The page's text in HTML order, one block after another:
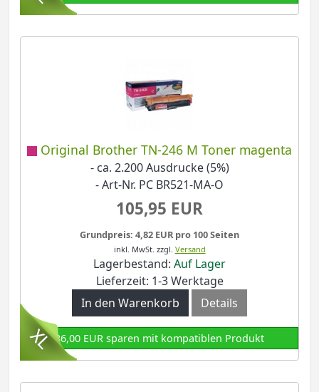
Original Brother TN-246 M Toner magenta
- ca. 2.200 Ausdrucke (5%)
- Art-Nr. PC BR521-MA-O
105,95 EUR
Grundpreis: 4,82 EUR pro 100 Seiten
inkl. MwSt. zzgl. Versand
Lagerbestand: Auf Lager
Lieferzeit: 1-3 Werktage
In den Warenkorb
Details
86,00 EUR sparen mit kompatiblen Produkt